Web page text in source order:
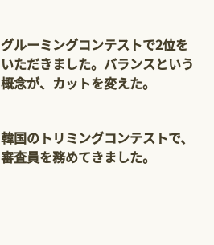
グルーミングコンテストで2位を
いただきました。バランスという
概念が、カットを変えた。
韓国のトリミングコンテストで、
審査員を務めてきました。